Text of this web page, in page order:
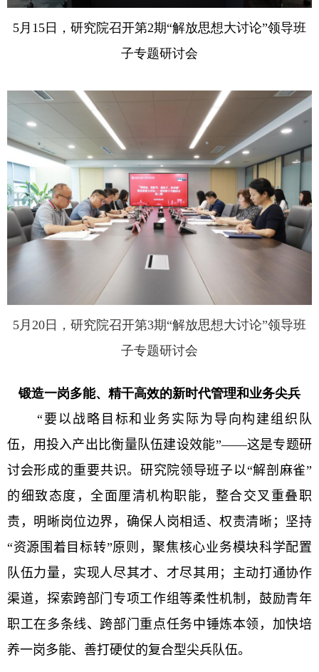
5月 15 日，研究院召开第2期“解放思想大讨论”领导班
子专题研讨会
5月 20 日，研究院召开第3期“解放思想大讨论”领导班
子专题研讨会
锻造一岗多能、精干高效的新时代管理和业务尖兵
“要以战略目标和业务实际为导向构建组织队
伍，用投入产出比衡量队伍建设效能”——这是专题研
讨会形成的重要共识。研究院领导班子以“解剖麻雀”
的细致态度，全面厘清机构职能，整合交叉重叠职
责，明晰岗位边界，确保人岗相适、权责清晰；坚持
“资源围着目标转”原则，聚焦核心业务模块科学配置
队伍力量，实现人尽其才、才尽其用；主动打通协作
渠道，探索跨部门专项工作组等柔性机制，鼓励青年
职工在多条线、跨部门重点任务中锤炼本领，加快培
养一岗多能、善打硬仗的复合型尖兵队伍。